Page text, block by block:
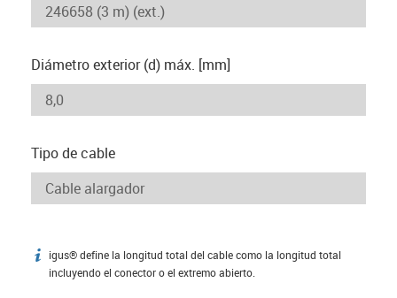
Diámetro exterior (d) máx. [mm]
Tipo de cable
igus-icon-info
igus® define la longitud total del cable como la longitud total
incluyendo el conector o el extremo abierto.